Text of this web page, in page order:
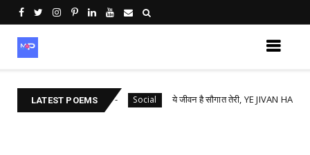
LATEST POEMS
| MAHENDRA CAMA Social ये जीवन है सौगात तेरी, YE JIVAN HAI